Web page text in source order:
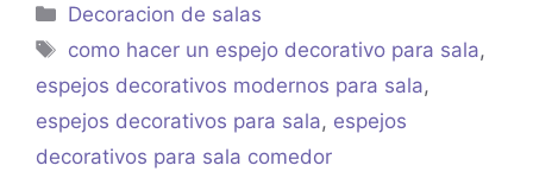
Categorías
Decoracion de salas
Etiquetas
como hacer un espejo decorativo para sala,
espejos decorativos modernos para sala,
espejos decorativos para sala, espejos
decorativos para sala comedor